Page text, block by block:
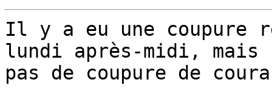
Il y a eu une coupure
lundi après-midi, mais
pas de coupure de